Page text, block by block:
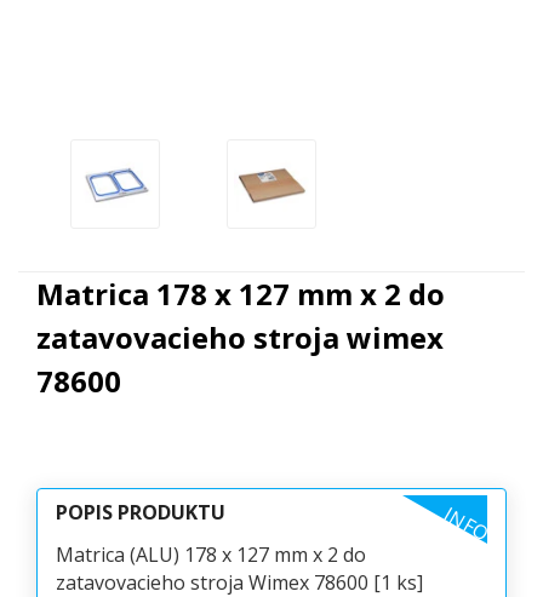
Matrica 178 x 127 mm x 2 do
zatavovacieho stroja wimex
78600
POPIS PRODUKTU INFO
Matrica (ALU) 178 x 127 mm x 2 do
zatavovacieho stroja Wimex 78600 [1 ks]